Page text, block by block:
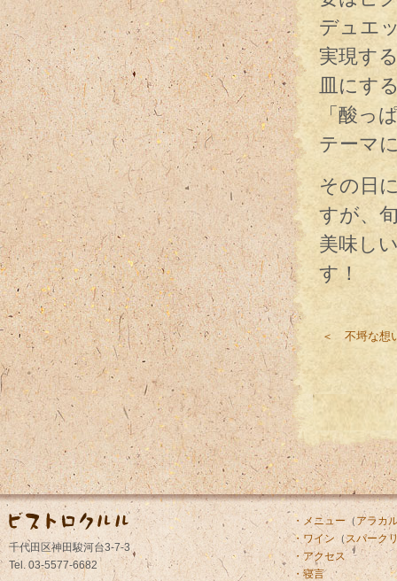
デュエ
実現す
皿にす
「酸っ
テーマ
その日
すが、
美味し
す！
＜ 不埒な想
千代田区神田駿河台3-7-3
Tel. 03-5577-6682
・メニュー（ アラカ
・ワイン （スパーク
・アクセス
・寝言